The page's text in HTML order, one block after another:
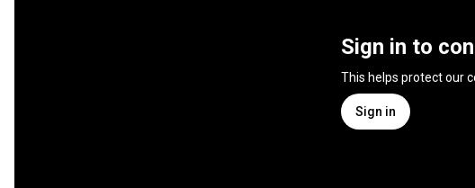
Sign in to
This helps protect our
Sign in